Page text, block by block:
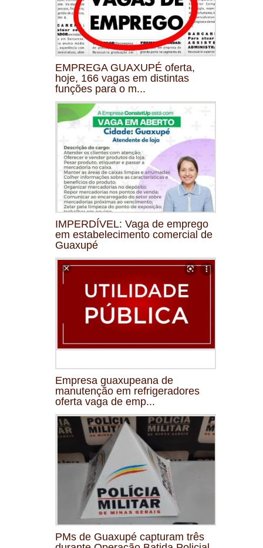
EMPREGA GUAXUPÉ oferta,
hoje, 166 vagas em distintas
funções para o m...
IMPERDÍVEL: Vaga de emprego
em estabelecimento comercial de
Guaxupé
Empresa guaxupeana de
manutenção em refrigeradores
oferta vaga de emp...
PMs de Guaxupé capturam três